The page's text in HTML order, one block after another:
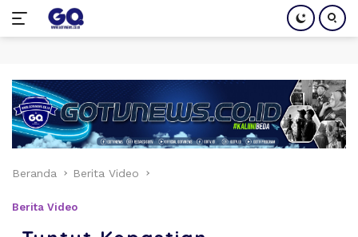
konten
Beranda Berita Video
Berita Video